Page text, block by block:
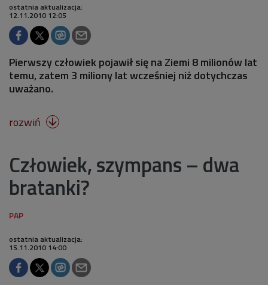
ostatnia aktualizacja:
12.11.2010 12:05
Pierwszy człowiek pojawił się na Ziemi 8 milionów lat
temu, zatem 3 miliony lat wcześniej niż dotychczas
uważano.
rozwiń 
Człowiek, szympans – dwa
bratanki?
ostatnia aktualizacja:
15.11.2010 14:00